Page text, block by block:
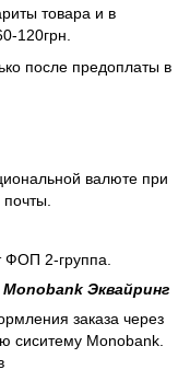
товара и в
120грн.
после предоплаты в
валюте при
ФОП 2-группа.
Эквайринг
заказа через
сиситему Monobank.